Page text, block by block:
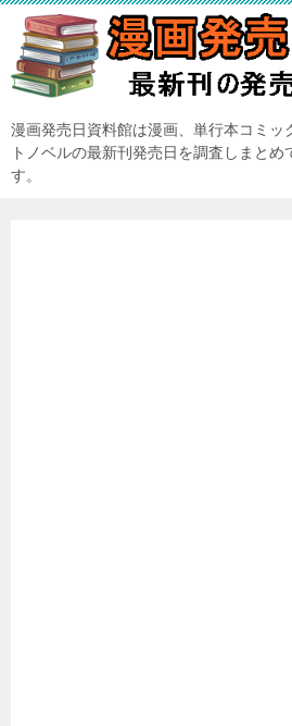
漫画発売日資料館は漫画、単行本コミッ
トノベルの最新刊発売日を調査しまと
す。